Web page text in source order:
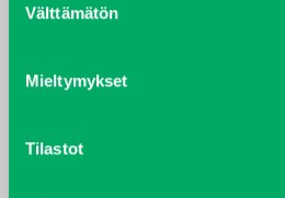
valinta
Välttämätön
Mieltymykset
Tilastot